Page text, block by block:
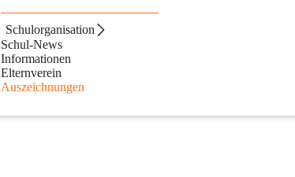
Schulorganisation
Schul-News
Informationen
Elternverein
Auszeichnungen